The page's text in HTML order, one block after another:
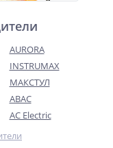
генератор
R5500D
AURORA
INSTRUMAX
МАКСТУЛ
ABAC
AC Electric